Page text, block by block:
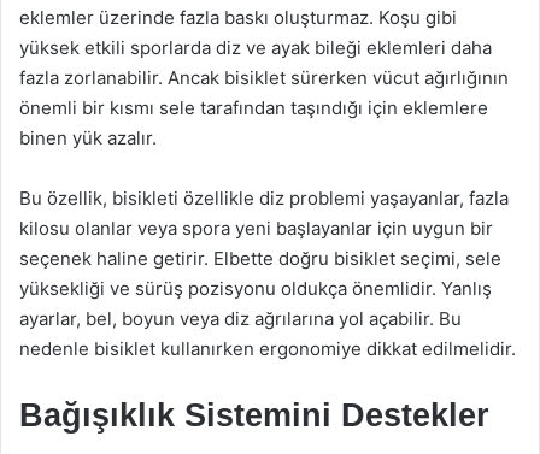
eklemler üzerinde fazla baskı oluşturmaz. Koşu gibi
yüksek etkili sporlarda diz ve ayak bileği eklemleri daha
fazla zorlanabilir. Ancak bisiklet sürerken vücut ağırlığının
önemli bir kısmı sele tarafından taşındığı için eklemlere
binen yük azalır.
Bu özellik, bisikleti özellikle diz problemi yaşayanlar, fazla
kilosu olanlar veya spora yeni başlayanlar için uygun bir
seçenek haline getirir. Elbette doğru bisiklet seçimi, sele
yüksekliği ve sürüş pozisyonu oldukça önemlidir. Yanlış
ayarlar, bel, boyun veya diz ağrılarına yol açabilir. Bu
nedenle bisiklet kullanırken ergonomiye dikkat edilmelidir.
Bağışıklık Sistemini Destekler